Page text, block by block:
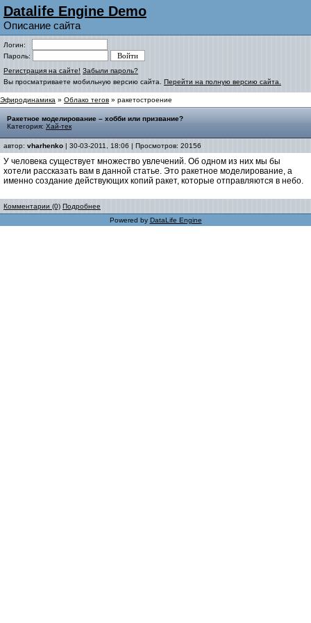
Datalife Engine Demo
Описание сайта
Логин:
Пароль:
Регистрация на сайте! Забыли пароль?
Вы просматриваете мобильную версию сайта. Перейти на полную версию сайта.
Эфиродинамика » Облако тегов » ракетостроение
Ракетное моделирование – хобби или призвание?
Категория: Хай-тек
автор: vharhenko | 30-03-2011, 18:06 | Просмотров: 20156
У человека существует множество увлечений. Об одном из них мы бы
хотели рассказать вам в данной статье. Это ракетное моделирование, а
именно создание действующих копий ракет, которые отправляются в небо.
Комментарии (0) Подробнее
Powered by DataLife Engine